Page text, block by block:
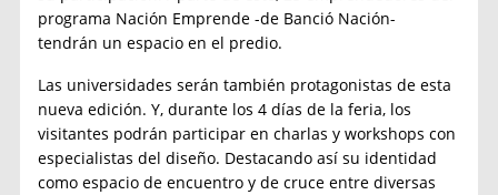
programa Nación Emprende -de Banció Nación-
tendrán un espacio en el predio.
Las universidades serán también protagonistas de esta
nueva edición. Y, durante los 4 días de la feria, los
visitantes podrán participar en charlas y workshops con
especialistas del diseño. Destacando así su identidad
como espacio de encuentro y de cruce entre diversas